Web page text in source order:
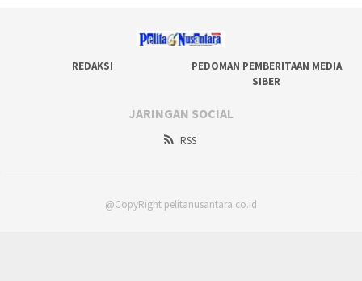
REDAKSI
PEDOMAN PEMBERITAAN MEDIA
SIBER
JARINGAN SOCIAL
RSS
@CopyRight pelitanusantara.co.id